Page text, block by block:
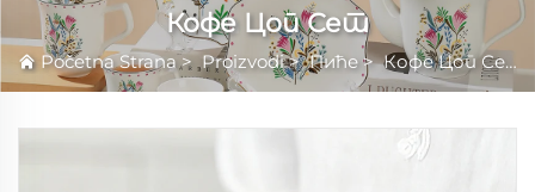
Кофе Цоп Сет
Početna Strana>Proizvodi>Пиће >Кофе Цоп Сет